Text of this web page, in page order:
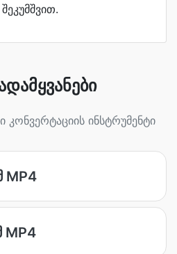
კონვერტაციის ინსტრუმენტი
MP4
MP4